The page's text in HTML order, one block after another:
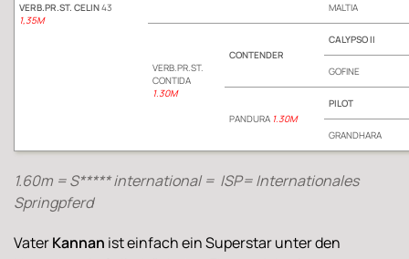
VERB.PR.ST. CELIN43
1,35M
MALTIA
VERB.PR.ST.
CONTIDA
1.30M
CONTENDER
CALYPSO II
GOFINE
PANDURA 1.30M
PILOT
GRANDHARA
1.60m = S***** international = ISP= Internationales
Springpferd
VaterKannan ist einfach ein Superstar unter den